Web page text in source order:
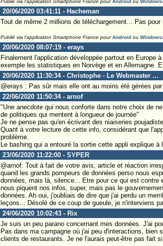
20/06/2020 03:41:11 - Hacheman
Tout de même 2 millions de téléchargement... Pas
Publié via l'application Smartphone France pourAndroidou
20/06/2020 08:07:19 - erays
Finalement l'application développée partout en Europe
exemple les statistiques en Norvège et en Allemagne.
20/06/2020 11:30:34 - Christophe - Le Webmaster ...
@erays : Pas sûr mais elle ont au moins été gérées
22/06/2020 11:50:34 - arnof
"Une anecdote qui nous conforte dans notre choix de
de politiques qui mentent à longueur de journée"
Je ne pense pas qu'en écrivant des niaiseries
Quant à votre lecture de cette info, considérant que
problème.
Le bashing qui a entouré la sortie cette appli explique
23/06/2020 11:22:00 - SYPER
@arnof: Tout à fait de votre avis, article et réaction
quand les grands pompeurs de données perso nous
données, mais là, silence... Etre pour ce qui est contre
nous piquent nos infos, super, mais pas le
données. Ah oui, j'oubliais de dire que j'ai perdu un
leçons... Désolé de ce coup de gueule, je n'interviens
24/06/2020 10:02:43 - Rix
Je suis un peu parano concernant mes données. J'ai
Pas dans ma campagne où j'ai peu d'interactions, bien
clients de restaurants. Je ne l'aurais peut-être pas fait